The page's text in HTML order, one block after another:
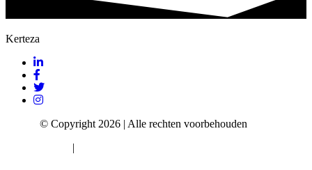
Kerteza
© Copyright 2026 | Alle rechten voorbehouden
|